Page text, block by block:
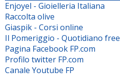
Enjoyel - Gioielleria Italiana
Raccolta olive
Giaspik - Corsi online
Il Pomeriggio - Quotidiano free
Pagina Facebook FP.com
Profilo twitter FP.com
Canale Youtube FP